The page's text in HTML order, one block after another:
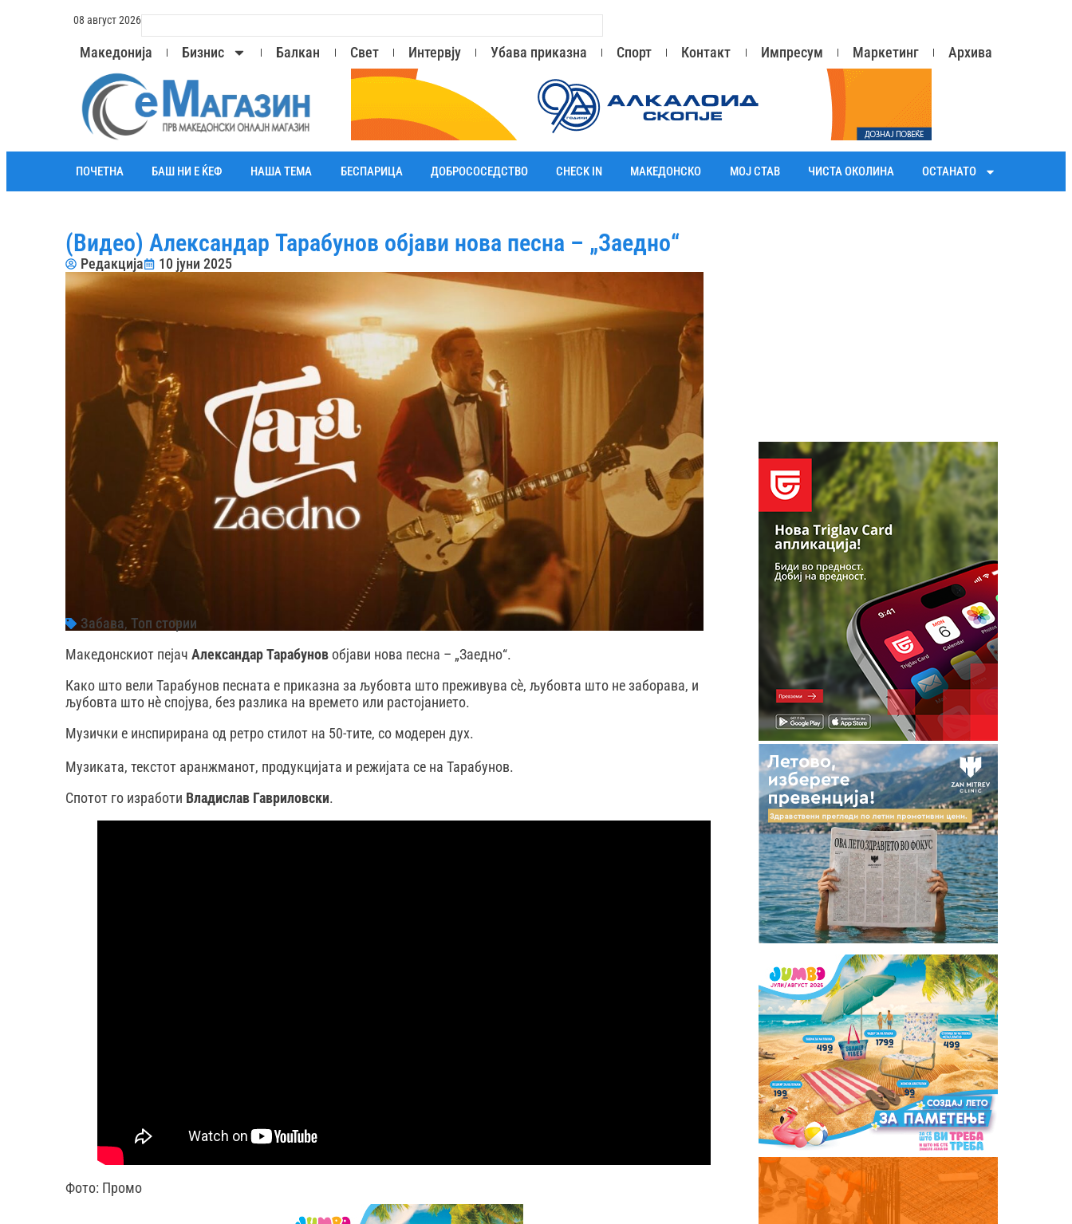
08 август 2026
Македонија Бизнис Балкан Свет Интервју Убава приказна Спорт Контакт Импресум Маркетинг Архива
ПОЧЕТНА БАШ НИ Е ЌЕФ НАША ТЕМА БЕСПАРИЦА ДОБРОСОСЕДСТВО CHECK IN МАКЕДОНСКО МОЈ СТАВ ЧИСТА ОКОЛИНА ОСТАНАТО
(Видео) Александар Тарабунов објави нова песна – „Заедно“
Редакција 10 јуни 2025
Забава, Топ стории
Македонскиот пејач Александар Тарабуновобјави нова песна – „Заедно“.
Како што вели Тарабунов песната е приказна за љубовта што преживува сè, љубовта што не заборава, и
љубовта што нè спојува, без разлика на времето или растојанието.
Музички е инспирирана од ретро стилот на 50-тите, со модерен дух.
Музиката, текстот аранжманот, продукцијата и режијата се на Тарабунов.
Спотот го изработи Владислав Гавриловски.
Фото: Промо